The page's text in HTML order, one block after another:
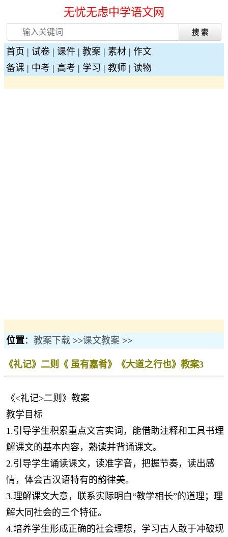
无忧无虑中学语文网
首页 | 试卷 | 课件 | 教案 | 素材 | 作文
备课 | 中考 | 高考 | 学习 | 教师 | 读物
位置： 教案下载 >>课文教案 >>
《礼记》二则《 虽有嘉肴》《大道之行也》教案3
《<礼记>二则》教案
教学目标
1.引导学生积累重点文言实词，能借助注释和工具书理
解课文的基本内容，熟读并背诵课文。
2.引导学生诵读课文，读准字音，把握节奏，读出感
情，体会古汉语特有的韵律美。
3.理解课文大意，联系实际明白“教学相长”的道理；理
解大同社会的三个特征。
4.培养学生形成正确的社会理想，学习古人敢于冲破现